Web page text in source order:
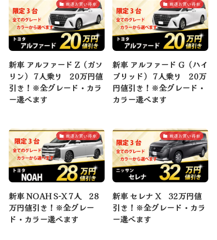
厳選お買い得車
新車 アルファード Z（ガソ
リン） 7人乗り 20万円値
引き！※全グレード・カラ
ー選べます
厳選お買い得車
新車 アルファード G（ハイ
ブリッド） 7人乗り 20万
円値引き！※全グレード・
カラー選べます
厳選お買い得車
新車 NOAH S-X 7人 28
万円値引き！※全グレー
ド・カラー選べます
厳選お買い得車
新車 セレナ X 32万円値
引き！※全グレード・カラ
ー選べます